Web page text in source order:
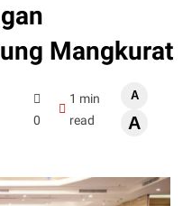
Mangkurat
0
1 min
read
A
A